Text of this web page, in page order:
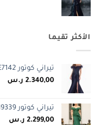
الأكثر تقيما
تيراني كوتور Terani Couture 1821E7142
2.340,00 ر.س
تيراني كوتور Terani Couture 1911M9339
2.299,00 ر.س